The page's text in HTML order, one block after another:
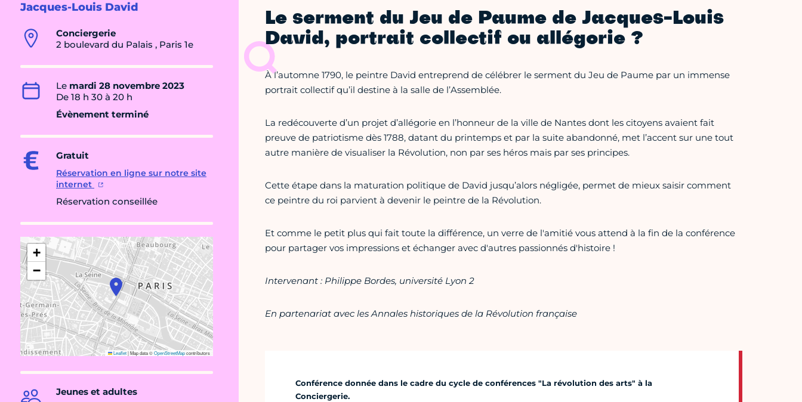
Jacques-Louis David
Conciergerie
2 boulevard du Palais , Paris 1e
Le mardi 28 novembre 2023
De 18 h 30 à 20 h
Évènement terminé
Gratuit
Réservation en ligne sur notre site
internet
Réservation conseillée
+
−
Leaflet|Map data ©OpenStreetMapcontributors
Jeunes et adultes
Le serment du Jeu de Paume de Jacques-Louis
David, portrait collectif ou allégorie ?
À l’automne 1790, le peintre David entreprend de célébrer le serment du Jeu de Paume par un immense
portrait collectif qu’il destine à la salle de l’Assemblée.
La redécouverte d’un projet d’allégorie en l’honneur de la ville de Nantes dont les citoyens avaient fait
preuve de patriotisme dès 1788, datant du printemps et par la suite abandonné, met l’accent sur une tout
autre manière de visualiser la Révolution, non par ses héros mais par ses principes.
Cette étape dans la maturation politique de David jusqu’alors négligée, permet de mieux saisir comment
ce peintre du roi parvient à devenir le peintre de la Révolution.
Et comme le petit plus qui fait toute la différence, un verre de l'amitié vous attend à la fin de la conférence
pour partager vos impressions et échanger avec d'autres passionnés d'histoire !
Intervenant : Philippe Bordes, université Lyon 2
En partenariat avec les Annales historiques de la Révolution française
Conférence donnée dans le cadre du cycle de conférences "La révolution des arts" à la
Conciergerie.